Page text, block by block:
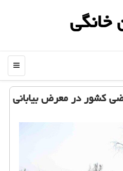
خانگی
منو
كشور در معرض بیابانی